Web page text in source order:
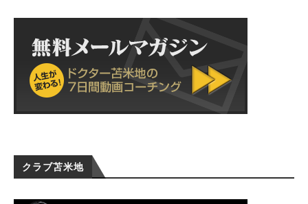
クラブ苫米地